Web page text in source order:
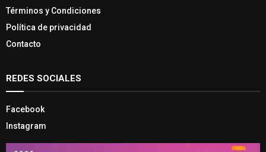
Términos y Condiciones
Política de privacidad
Contacto
REDES SOCIALES
Facebook
Instagram